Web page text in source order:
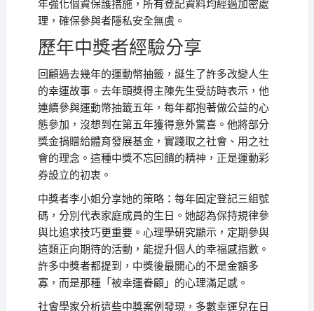
年強化個資保護措施，所有登記資料均經過加密處
理，確保參與者隱私安全無虞。
歷年中獎者經驗分享
回顧過去幾年的運動幣抽籤，誕生了許多改變人生
的幸運故事。去年頭獎得主陳先生受訪時表示，他
連續參與運動幣抽籤五年，每年都抱著做公益的心
態參加，沒想到在第五年獲得意外驚喜。他將部分
獎金捐贈給體育發展基金，實踐取之社會、用之社
會的理念。這種中獎不忘回饋的精神，正是運動彩
券設立的初衷。
中獎者李小姐分享她的策略：每年固定登記三組號
碼，分別代表家庭成員的生日。她認為保持規律參
與比追求技巧更重要。心理學研究顯示，定期參與
這類正向期待的活動，能提升個人的幸福感指數。
許多中獎者都提到，中獎後最開心的不是金額多
寡，而是那種「被幸運眷顧」的心理滿足感。
社會學家分析這些中獎案例發現，多數幸運兒在日